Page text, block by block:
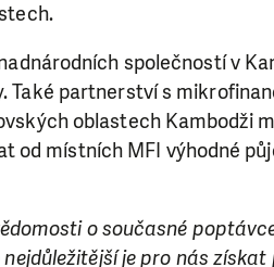
společností v
Také partnerství s
oblastech Kambodži
od místních MFI výhodné
o současné
je pro nás